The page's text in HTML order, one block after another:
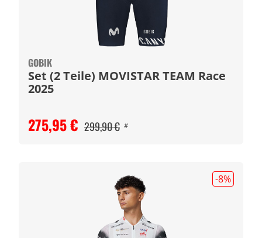
GOBIK
Set (2 Teile) MOVISTAR TEAM Race
2025
275,95 € 299,90 € #
-8%